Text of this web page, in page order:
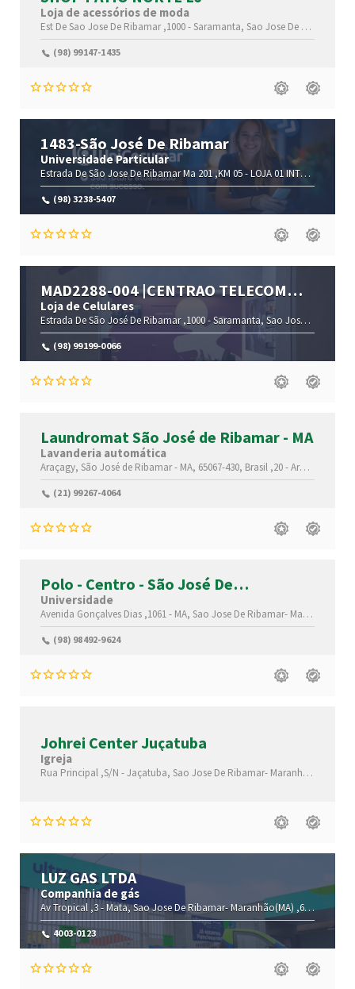
Loja de acessórios de moda
Est De Sao Jose De Ribamar ,1000 -Saramanta, Sao Jose De Ribamar-
(98) 99147-1435
1483-São José De Ribamar
Universidade Particular
Estrada De São Jose De Ribamar Ma 201 ,KM 05 -LOJA 01 INTEGRANTE DO PÁTIO NORTE SHOPPING,
(98) 3238-5407
MAD2288-004 |CENTRAO TELECOM
|ADMINISTRAÇÃO PRÓPRIA |SÃO JOSÉ
DE RIBAMAR |MA
Loja de Celulares
Estrada De São José De Ribamar ,1000 -Saramanta, Sao Jose De Ribamar-
(98) 99199-0066
Laundromat São José de Ribamar - MA
Lavanderia automática
Araçagy, São José de Ribamar - MA, 65067-430, Brasil ,20 -Araçagy,
(21) 99267-4064
Polo - Centro - São José De
Ribamar/MA
Universidade
Avenida Gonçalves Dias ,1061 - MA, Sao Jose De Ribamar- Maranhão(MA)
(98) 98492-9624
Johrei Center Juçatuba
Igreja
Rua Principal ,S/N -Jaçatuba, Sao Jose De Ribamar- Maranhão(MA)
LUZ GAS LTDA
Companhia de gás
Av Tropical ,3 -Mata,Sao Jose De Ribamar-Maranhão(MA) ,65110-000
4003-0123